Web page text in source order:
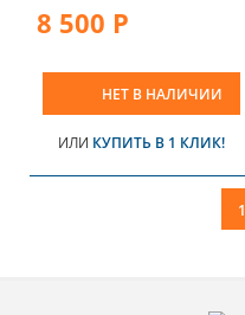
8 500 Р
НЕТ В НАЛИЧИИ
ИЛИ КУПИТЬ В 1 КЛИК!
1